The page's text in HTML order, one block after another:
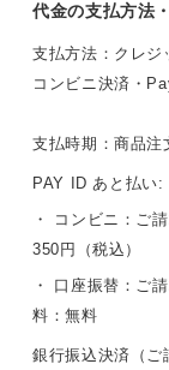
代金の支払方法
支払方法：クレジ
コンビニ決済・
支払時期：商品注
PAY ID あと払い:
・ コンビニ：ご
350円（税込）
・ 口座振替：ご
料：無料
銀行振込決済（ご